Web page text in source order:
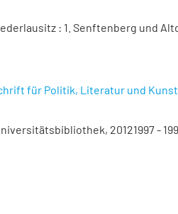
: 1. Senftenberg und
für Politik, Literatur und Kunst
20121997 -